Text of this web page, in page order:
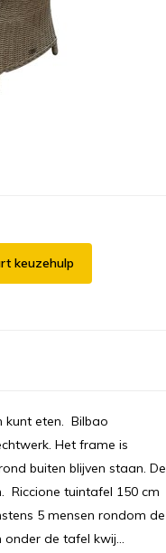
keuzehulp
kunt eten. Bilbao
Het frame is
buiten blijven staan. De
Riccione tuintafel 150 cm
5 mensen rondom de
de tafel kwij...